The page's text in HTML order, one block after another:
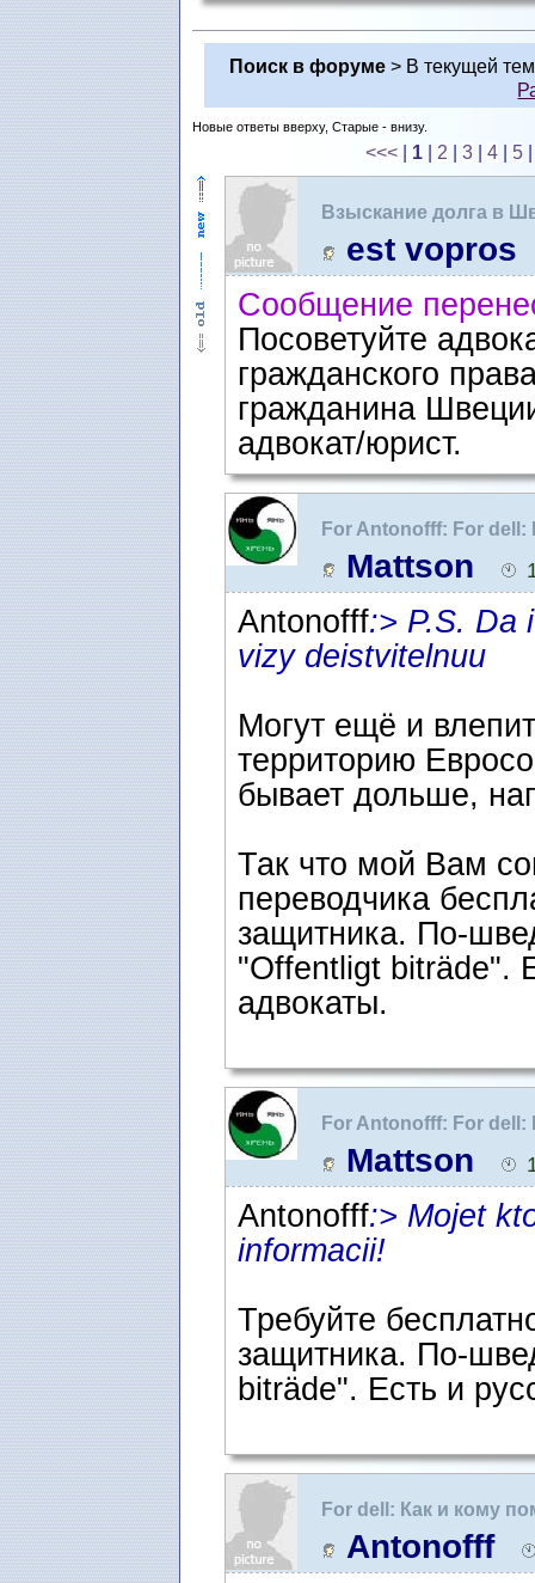
Поиск в форуме > В текущей
Новые ответы вверху, Старые - внизу.
<<< 1 2 3 4 5
Взыскание долга в
est vopros
Сообщение
Посоветуйте
гражданского
гражданина
адвокат/юрист.
For Antonofff: For dell:
Швеции
Mattson
Antonofff:> P.S. Da
vizy deistvitelnuu
Могут ещё и
территорию
бывает дольше,
Так что мой Вам
переводчика
защитника. По-
"Offentligt biträde".
адвокаты.
For Antonofff: For dell:
Швеции
Mattson
Antonofff:> Mojet
informacii!
Требуйте
защитника. По-
biträde". Есть и
For dell: Как и кому
Antonofff